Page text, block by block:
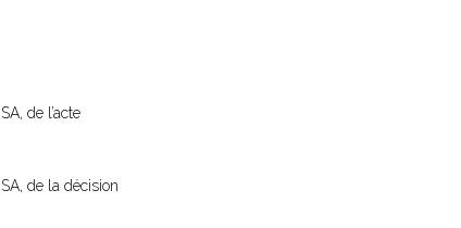
de l’acte
de la décision